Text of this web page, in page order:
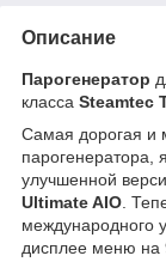
Описание
Парогенератор
класса Steamtec
Самая дорогая и
парогенератора,
улучшенной
Ultimate AIO .
международного
дисплее меню на